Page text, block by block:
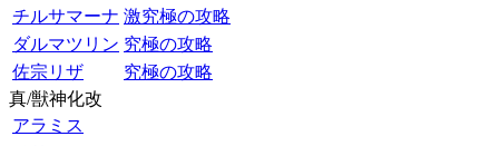
チルサマーナ 激究極の攻略
ダルマツリン 究極の攻略
佐宗リザ
究極の攻略
真/獣神化改
アラミス